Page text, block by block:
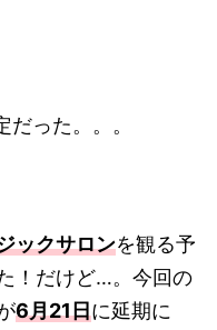
だった。。。
ックサロンを観る予
！だけど…。今回の
6月21日に延期に